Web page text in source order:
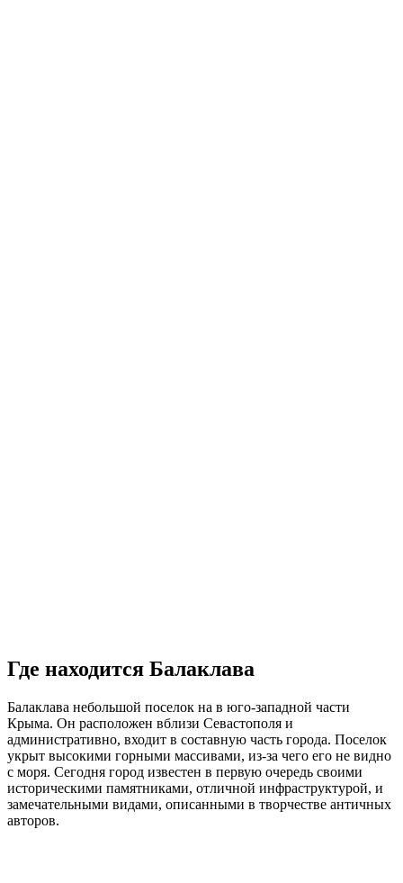
Где находится Балаклава
Балаклава небольшой поселок на в юго-западной части
Крыма. Он расположен вблизи Севастополя и
административно, входит в составную часть города. Поселок
укрыт высокими горными массивами, из-за чего его не видно
с моря. Сегодня город известен в первую очередь своими
историческими памятниками, отличной инфраструктурой, и
замечательными видами, описанными в творчестве античных
авторов.